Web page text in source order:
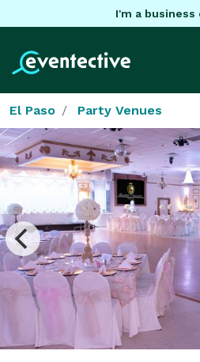
I'm a business
El Paso Party Venues